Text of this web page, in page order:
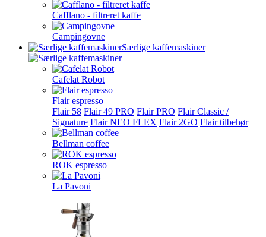
Cafflano - filtreret kaffe
Campingovne
Særlige kaffemaskiner
Cafelat Robot
Flair espresso
Flair 58 Flair 49 PRO Flair PRO Flair Classic /
Signature Flair NEO FLEX Flair 2GO Flair tilbehør
Bellman coffee
ROK espresso
La Pavoni